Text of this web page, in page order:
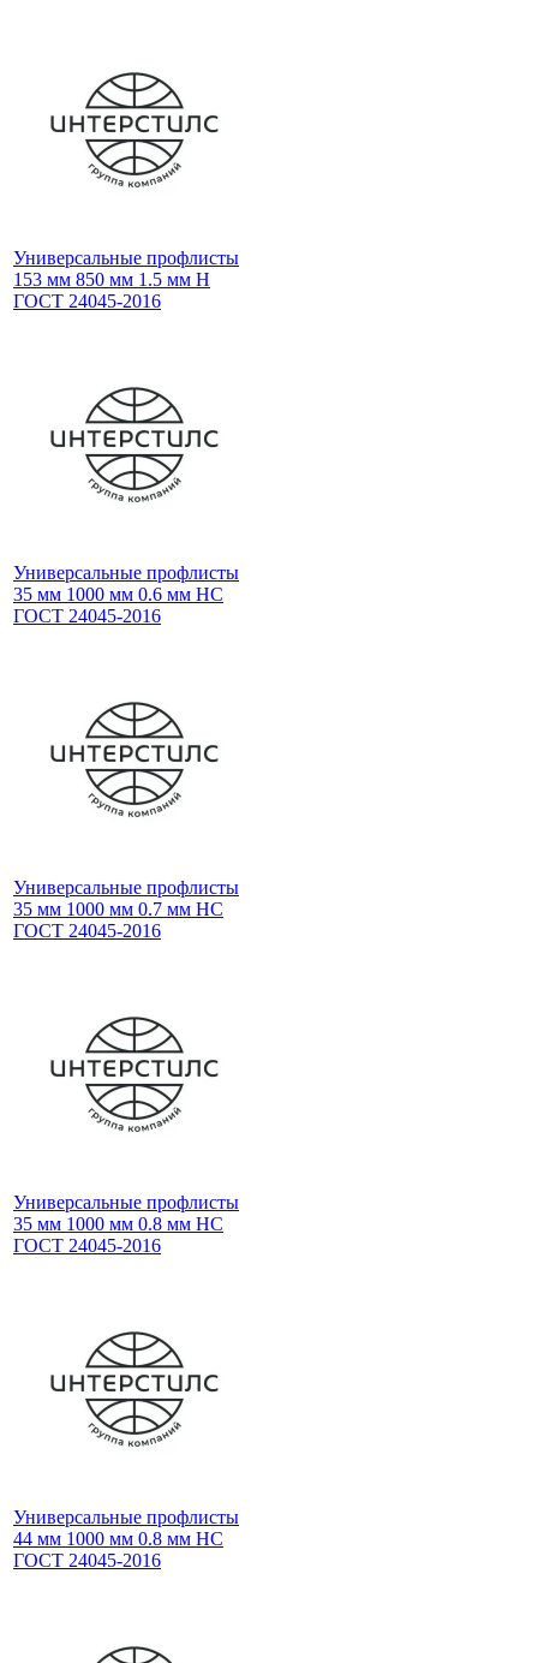
Универсальные профлисты
153 мм 850 мм 1.5 мм Н
ГОСТ 24045-2016
Универсальные профлисты
35 мм 1000 мм 0.6 мм НС
ГОСТ 24045-2016
Универсальные профлисты
35 мм 1000 мм 0.7 мм НС
ГОСТ 24045-2016
Универсальные профлисты
35 мм 1000 мм 0.8 мм НС
ГОСТ 24045-2016
Универсальные профлисты
44 мм 1000 мм 0.8 мм НС
ГОСТ 24045-2016